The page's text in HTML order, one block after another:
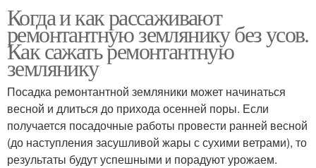
Когда и как рассаживают
ремонтантную землянику без усов.
Как сажать ремонтантную
землянику
Посадка ремонтантной земляники может начинаться
весной и длиться до прихода осенней поры. Если
получается посадочные работы провести ранней весной
(до наступления засушливой жары с сухими ветрами), то
результаты будут успешными и порадуют урожаем.